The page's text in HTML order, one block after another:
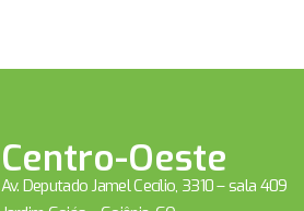
Centro-Oeste
Av. Deputado Jamel Cecílio, 3310 – sala 409